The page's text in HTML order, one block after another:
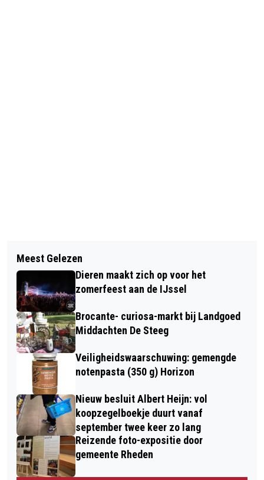
1E STRIPBOEK MEANDER GEMEENTE
RHEDEN OVERHANDIGD
GEMEENTE ARNHEM MOET
STICHTING ONDERDAK WOON- EN
ZORGVOORZIENINGEN
SCHADEVERGOEDING BETALEN
Meest Gelezen
Dieren maakt zich op voor het
zomerfeest aan de IJssel
Brocante- curiosa-markt bij Landgoed
Middachten De Steeg
Veiligheidswaarschuwing: gemengde
notenpasta (350 g) Horizon
Nieuw besluit Albert Heijn: vol
koopzegelboekje duurt vanaf
september twee keer zo lang
Reizende foto-expositie door
gemeente Rheden